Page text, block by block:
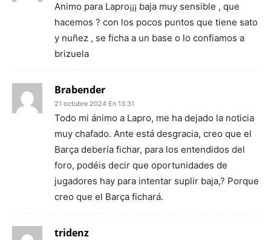
Animo para Lapro¡¡¡ baja muy sensible , que
hacemos ? con los pocos puntos que tiene sato
y nuñez , se ficha a un base o lo confiamos a
brizuela
Brabender
21 octubre 2024 En 13:31
Todo mi ánimo a Lapro, me ha dejado la noticia
muy chafado. Ante está desgracia, creo que el
Barça debería fichar, para los entendidos del
foro, podéis decir que oportunidades de
jugadores hay para intentar suplir baja,? Porque
creo que el Barça fichará.
tridenz